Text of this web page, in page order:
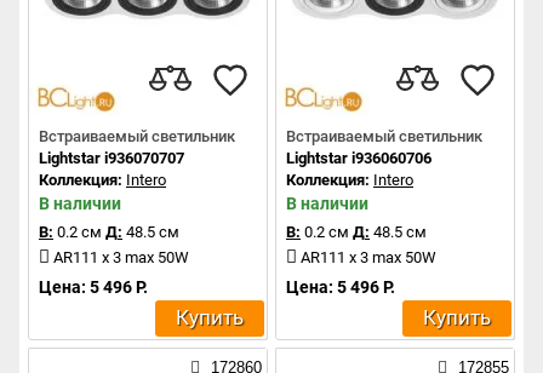
Встраиваемый светильник
Lightstar i936070707
Коллекция: Intero
В наличии
В: 0.2 см Д: 48.5 см
AR111 x 3 max 50W
Цена: 5 496 Р.
Купить
Встраиваемый светильник
Lightstar i936060706
Коллекция: Intero
В наличии
В: 0.2 см Д: 48.5 см
AR111 x 3 max 50W
Цена: 5 496 Р.
Купить
172860 172855